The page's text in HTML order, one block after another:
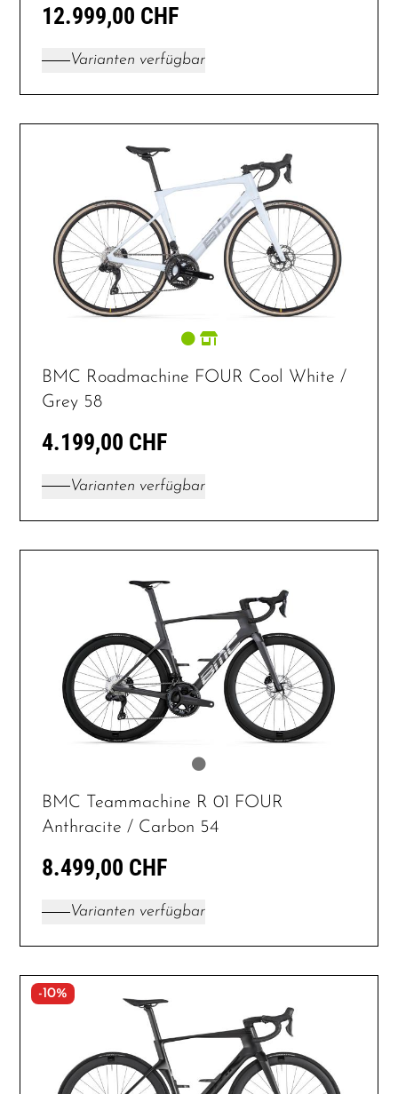
12.999,00 CHF
Varianten verfügbar
BMC Roadmachine FOUR Cool White /
Grey 58
4.199,00 CHF
Varianten verfügbar
BMC Teammachine R 01 FOUR
Anthracite / Carbon 54
8.499,00 CHF
Varianten verfügbar
-10%